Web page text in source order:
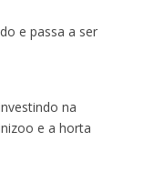
e passa a ser
na
e a horta